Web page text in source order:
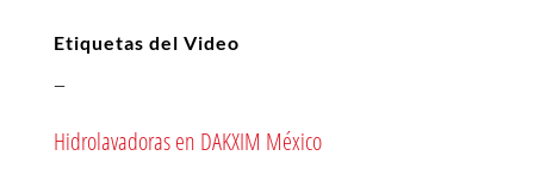
Etiquetas del Video
–
Hidrolavadoras en DAKXIM México